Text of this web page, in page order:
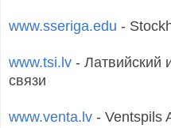
www.sseriga.edu -
www.tsi.lv - Латвийский
связи
www.venta.lv - Ventspils